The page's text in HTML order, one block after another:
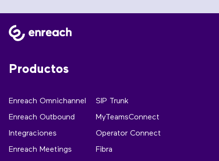
Productos
Enreach Omnichannel
Enreach Outbound
Integraciones
Enreach Meetings
SIP Trunk
MyTeamsConnect
Operator Connect
Fibra